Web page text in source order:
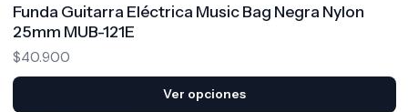
Funda Guitarra Eléctrica Music Bag Negra Nylon
25mm MUB-121E
$40.900
Ver opciones